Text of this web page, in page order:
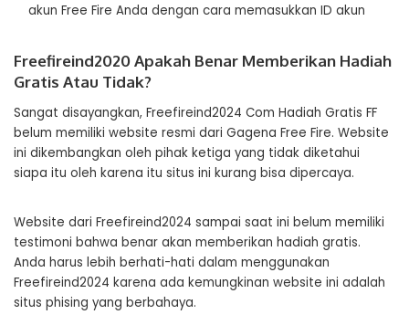
akun Free Fire Anda dengan cara memasukkan ID akun
Freefireind2020 Apakah Benar Memberikan Hadiah
Gratis Atau Tidak?
Sangat disayangkan, Freefireind2024 Com Hadiah Gratis FF
belum memiliki website resmi dari Gagena Free Fire. Website
ini dikembangkan oleh pihak ketiga yang tidak diketahui
siapa itu oleh karena itu situs ini kurang bisa dipercaya.
Website dari Freefireind2024 sampai saat ini belum memiliki
testimoni bahwa benar akan memberikan hadiah gratis.
Anda harus lebih berhati-hati dalam menggunakan
Freefireind2024 karena ada kemungkinan website ini adalah
situs phising yang berbahaya.